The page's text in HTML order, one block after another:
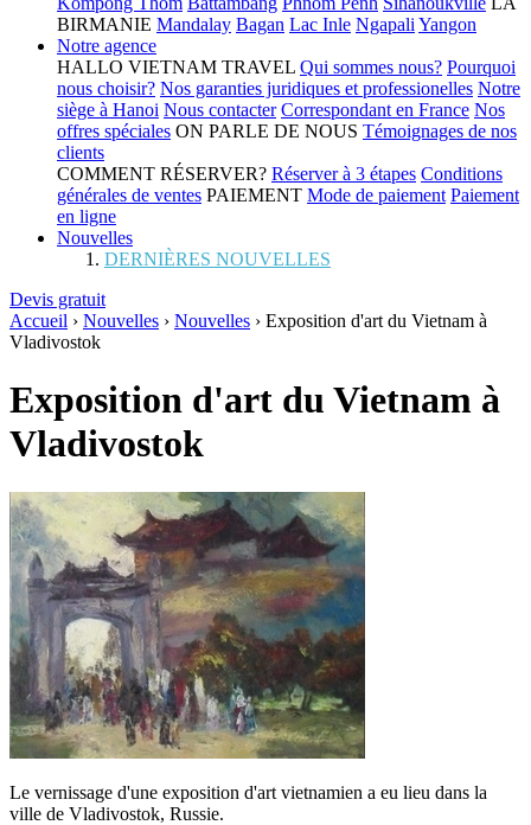
BIRMANIE Mandalay Bagan Lac Inle Ngapali Yangon
Notre agence
HALLO VIETNAM TRAVEL Qui sommes nous? Pourquoi
nous choisir? Nos garanties juridiques et professionelles Notre
siège à Hanoi Nous contacter Correspondant en France Nos
offres spéciales ON PARLE DE NOUS Témoignages de nos
clients
COMMENT RÉSERVER? Réserver à 3 étapes Conditions
générales de ventes PAIEMENT Mode de paiement Paiement
en ligne
Nouvelles
DERNIÈRES NOUVELLES
Devis gratuit
Accueil › Nouvelles › Nouvelles › Exposition d'art du Vietnam à
Vladivostok
Exposition d'art du Vietnam à
Vladivostok
Le vernissage d'une exposition d'art vietnamien a eu lieu dans la
ville de Vladivostok, Russie.